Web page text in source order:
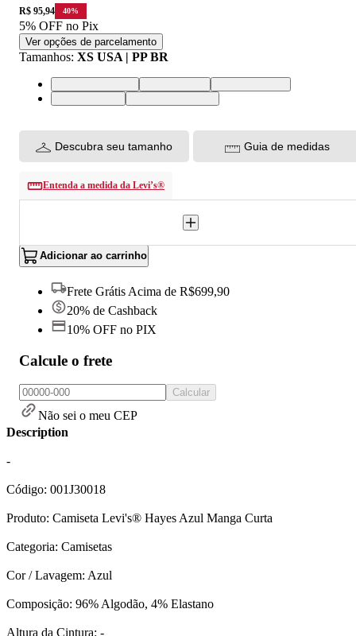
Price:
R$ 95,94 40%
5% OFF no Pix
Ver opções de parcelamento
Tamanhos: XS USA | PP BR
XS USA | PP BRS USA | P BRM USA | M BR
L USA | G BRXL USA | GG BR
Descubra seu tamanho Guia de medidas
Entenda a medida da Levi’s®
Adicionar ao carrinho
Frete Grátis Acima de R$699,90
20% de Cashback
10% OFF no PIX
Calcule o frete
Calcular
Não sei o meu CEP
Description
-
Código: 001J30018
Produto: Camiseta Levi's® Hayes Azul Manga Curta
Categoria: Camisetas
Cor / Lavagem: Azul
Composição: 96% Algodão, 4% Elastano
Altura da Cintura: -